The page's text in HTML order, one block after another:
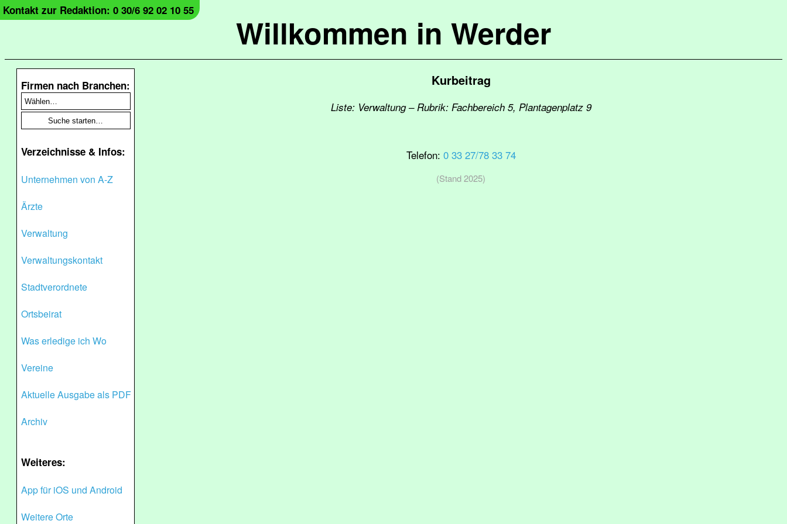
Willkommen in Werder
Kontakt zur Redaktion: 0 30/6 92 02 10 55
Firmen nach Branchen:
Verzeichnisse & Infos:
Unternehmen von A-Z
Ärzte
Verwaltung
Verwaltungskontakt
Stadtverordnete
Ortsbeirat
Was erledige ich Wo
Vereine
Aktuelle Ausgabe als PDF
Archiv
Weiteres:
App für iOS und Android
Weitere Orte
Kurbeitrag
Liste: Verwaltung – Rubrik: Fachbereich 5, Plantagenplatz 9
Telefon: 0 33 27/78 33 74
(Stand 2025)